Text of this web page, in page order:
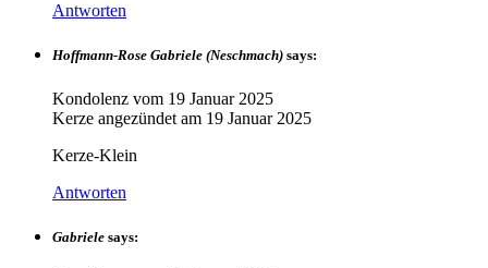
Antworten
Hoffmann-Rose Gabriele (Neschmach) says:
Kondolenz vom 19 Januar 2025
Kerze angezündet am 19 Januar 2025
Kerze-Klein
Antworten
Gabriele says: